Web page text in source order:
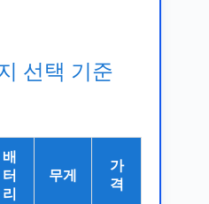
선택 기준
배
터
리
무게
가
격